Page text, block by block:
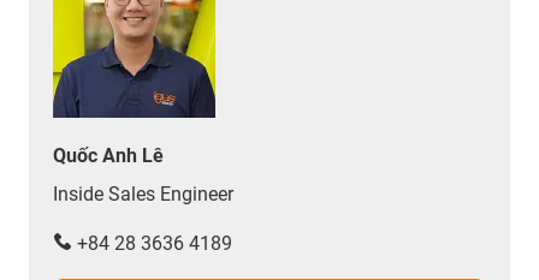
Quốc Anh Lê
Inside Sales Engineer
+84 28 3636 4189